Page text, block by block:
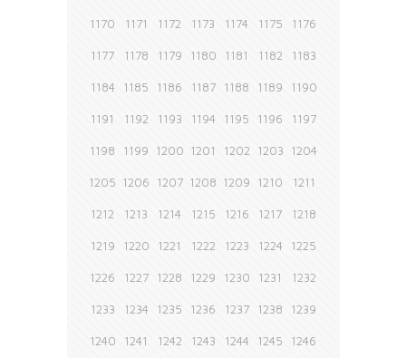
1170 1171 1172 1173 1174 1175 1176
1177 1178 1179 1180 1181 1182 1183
1184 1185 1186 1187 1188 1189 1190
1191 1192 1193 1194 1195 1196 1197
1198 1199 1200 1201 1202 1203 1204
1205 1206 1207 1208 1209 1210 1211
1212 1213 1214 1215 1216 1217 1218
1219 1220 1221 1222 1223 1224 1225
1226 1227 1228 1229 1230 1231 1232
1233 1234 1235 1236 1237 1238 1239
1240 1241 1242 1243 1244 1245 1246